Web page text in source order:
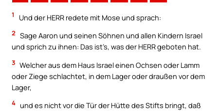
1 Und der HERR redete mit Mose und sprach:
2 Sage Aaron und seinen Söhnen und allen Kindern Israel
und sprich zu ihnen: Das ist’s, was der HERR geboten hat.
3 Welcher aus dem Haus Israel einen Ochsen oder Lamm
oder Ziege schlachtet, in dem Lager oder draußen vor dem
Lager,
4 und es nicht vor die Tür der Hütte des Stifts bringt, daß